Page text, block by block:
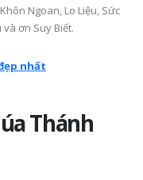
Ngoan, Lo Liệu, Sức
ơn Suy Biết.
nhất
Thánh
Bàn thờ Công giáo gỗ
nghiêm cho gia đình
hiện đại
Kinh nghiệm chọn